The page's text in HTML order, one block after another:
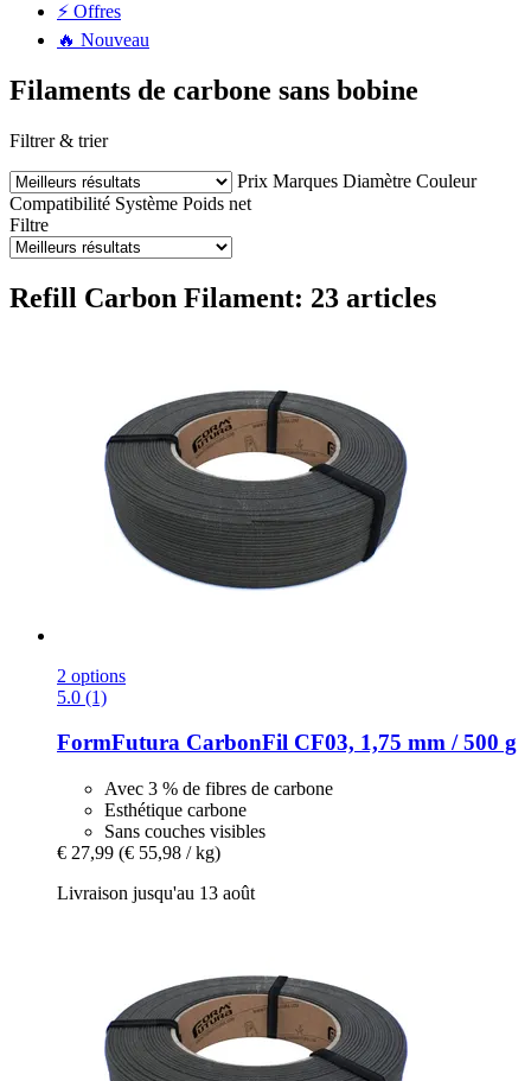
⚡ Offres
🔥 Nouveau
Filaments de carbone sans bobine
Filtrer & trier
Prix Marques Diamètre Couleur
Compatibilité Système Poids net
Filtre
Refill Carbon Filament: 23 articles
2 options
5.0 (1)
FormFutura CarbonFil CF03, 1,75 mm / 500 g
Avec 3 % de fibres de carbone
Esthétique carbone
Sans couches visibles
€ 27,99 (€ 55,98 / kg)
Livraison jusqu'au 13 août